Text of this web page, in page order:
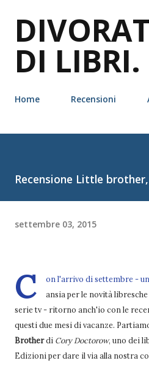
DI LIBRI.
Home Recensioni
Recensione Little
settembre 03, 2015
C
on l'arrivo di settembre -
ansia per le novità
serie tv - ritorno anch'io con le
questi due mesi di vacanze.
Brotherdi Cory Doctorow, uno dei
Edizioni per dare il via alla nostra